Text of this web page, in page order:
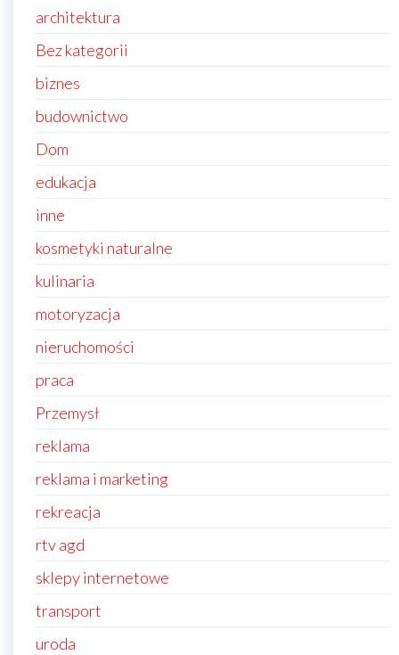
architektura
Bez kategorii
biznes
budownictwo
Dom
edukacja
inne
kosmetyki naturalne
kulinaria
motoryzacja
nieruchomości
praca
Przemysł
reklama
reklama i marketing
rekreacja
rtv agd
sklepy internetowe
transport
uroda